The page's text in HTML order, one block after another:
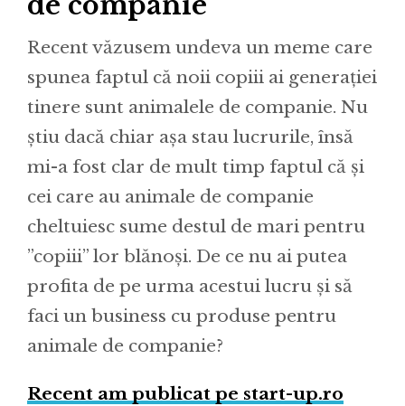
Recent văzusem undeva un meme care
spunea faptul că noii copiii ai generației
tinere sunt animalele de companie. Nu
știu dacă chiar așa stau lucrurile, însă
mi-a fost clar de mult timp faptul că și
cei care au animale de companie
cheltuiesc sume destul de mari pentru
”copiii” lor blănoși. De ce nu ai putea
profita de pe urma acestui lucru și să
faci un business cu produse pentru
animale de companie?
Recent am publicat pe start-up.ro